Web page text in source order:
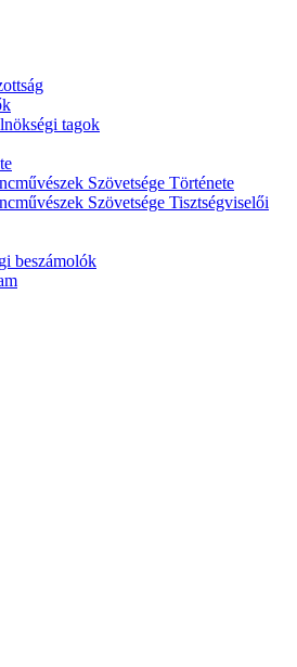
tagok
Szövetsége Története
Szövetsége Tisztségviselői
beszámolók